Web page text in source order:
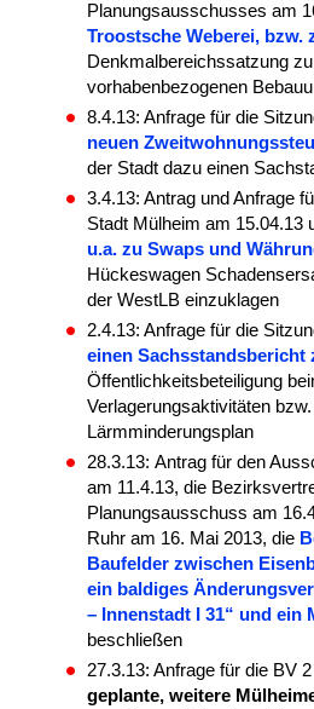
Planungsausschusses am
Troostsche Weberei, bzw.
Denkmalbereichssatzung
vorhabenbezogenen
8.4.13: Anfrage für die
neuen
der Stadt dazu einen
3.4.13: Antrag und Anfrage
Stadt Mülheim am 15.04.13
u.a. zu Swaps und
Hückeswagen
der WestLB einzuklagen
2.4.13: Anfrage für die
einen Sachsstandsbericht
Öffentlichkeitsbeteiligung
Verlagerungsaktivitäten
Lärmminderungsplan
28.3.13: Antrag für den
am 11.4.13, die
Planungsausschuss am
Ruhr am 16. Mai 2013, die
Baufelder zwischen
ein baldiges
– Innenstadt I 31“ und
beschließen
27.3.13: Anfrage für die BV
geplante, weitere